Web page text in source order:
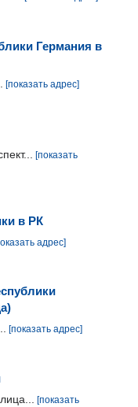
Германия в
[показать адрес]
[показать
в РК
адрес]
[показать адрес]
[показать